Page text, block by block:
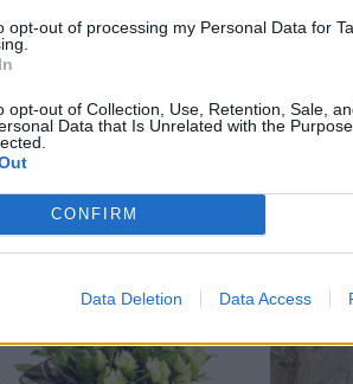
opt-out of processing my Personal Data for
opt-out of Collection, Use, Retention, Sale,
Data that Is Unrelated with the
CONFIRM
Data Deletion Data Access
πυροσβέστης
σπίτια, αλλά
δικό του
12:52
Η
σπίτι